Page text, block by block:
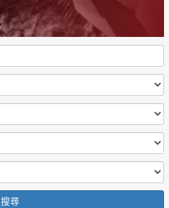
搜尋